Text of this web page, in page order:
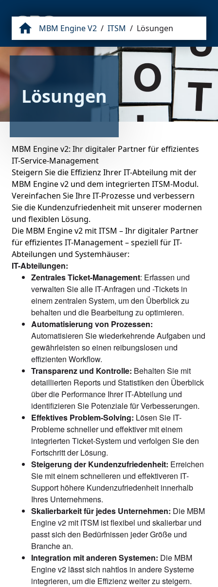
MBM Engine V2 / ITSM / Lösungen
Lösungen
MBM Engine v2: Ihr digitaler Partner für effizientes
IT-Service-Management
Steigern Sie die Effizienz Ihrer IT-Abteilung mit der
MBM Engine v2 und dem integrierten ITSM-Modul.
Vereinfachen Sie Ihre IT-Prozesse und verbessern
Sie die Kundenzufriedenheit mit unserer modernen
und flexiblen Lösung.
Die MBM Engine v2 mit ITSM – Ihr digitaler Partner
für effizientes IT-Management – speziell für IT-
IT-Abteilungen:
Zentrales Ticket-Management: Erfassen und
verwalten Sie alle IT-Anfragen und -Tickets in
einem zentralen System, um den Überblick zu
behalten und die Bearbeitung zu optimieren.
Automatisierung von Prozessen:
Automatisieren Sie wiederkehrende Aufgaben und
gewährleisten so einen reibungslosen und
effizienten Workflow.
Transparenz und Kontrolle: Behalten Sie mit
detaillierten Reports und Statistiken den Überblick
über die Performance Ihrer IT-Abteilung und
identifizieren Sie Potenziale für Verbesserungen.
Effektives Problem-Solving: Lösen Sie IT-
Probleme schneller und effektiver mit einem
integrierten Ticket-System und verfolgen Sie den
Fortschritt der Lösung.
Steigerung der Kundenzufriedenheit: Erreichen
Sie mit einem schnelleren und effektiveren IT-
Support höhere Kundenzufriedenheit innerhalb
Ihres Unternehmens.
Skalierbarkeit für jedes Unternehmen: Die MBM
Engine v2 mit ITSM ist flexibel und skalierbar und
passt sich den Bedürfnissen jeder Größe und
Branche an.
Integration mit anderen Systemen: Die MBM
Engine v2 lässt sich nahtlos in andere Systeme
integrieren, um die Effizienz weiter zu steigern.